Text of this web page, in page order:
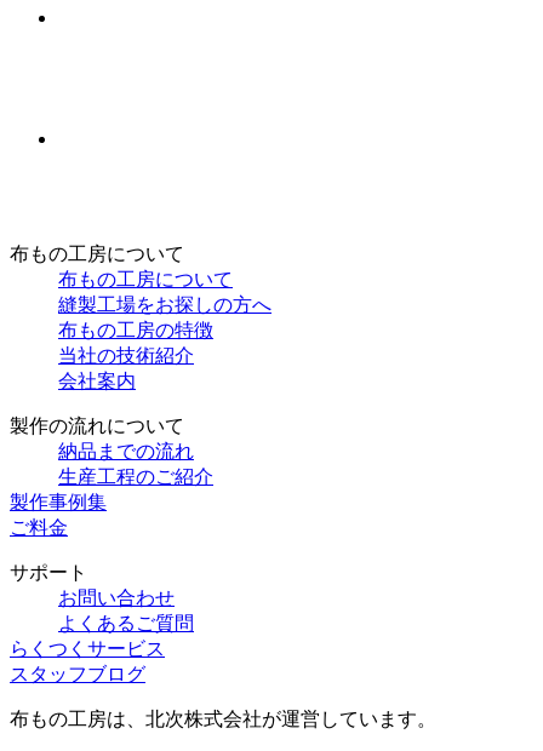
布もの工房について
布もの工房について
縫製工場をお探しの方へ
布もの工房の特徴
当社の技術紹介
会社案内
製作の流れについて
納品までの流れ
生産工程のご紹介
製作事例集
ご料金
サポート
お問い合わせ
よくあるご質問
らくつくサービス
スタッフブログ
布もの工房は、北次株式会社が運営しています。